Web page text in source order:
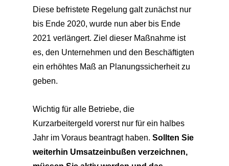
Diese befristete Regelung galt zunächst nur
bis Ende 2020, wurde nun aber bis Ende
2021 verlängert. Ziel dieser Maßnahme ist
es, den Unternehmen und den Beschäftigten
ein erhöhtes Maß an Planungssicherheit zu
geben.
Wichtig für alle Betriebe, die
Kurzarbeitergeld vorerst nur für ein halbes
Jahr im Voraus beantragt haben. Sollten Sie
weiterhin Umsatzeinbußen verzeichnen,